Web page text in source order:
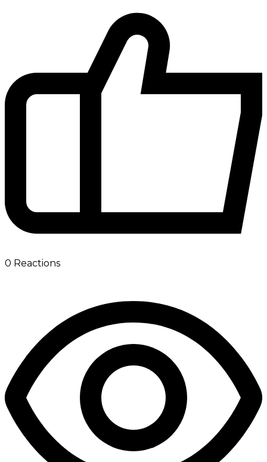
0 Reactions